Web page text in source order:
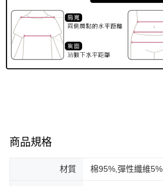
商品規格
材質 棉95%,彈性纖維5%